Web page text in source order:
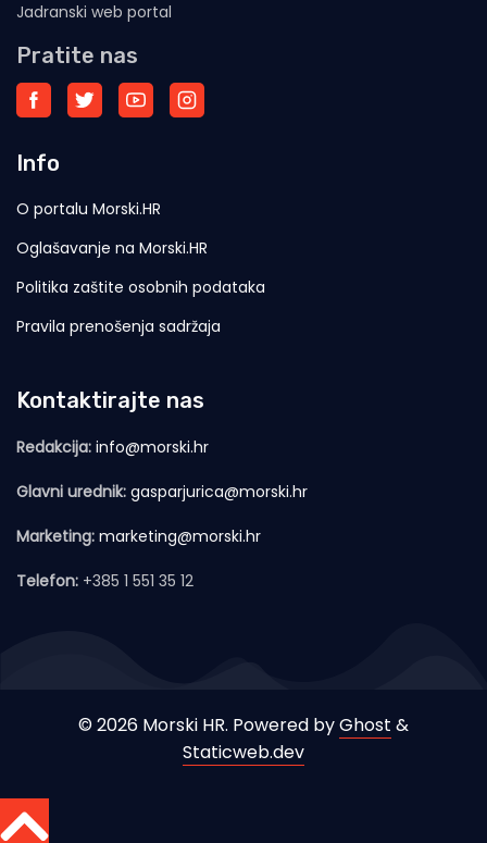
Jadranski web portal
Pratite nas
Info
O portalu Morski.HR
Oglašavanje na Morski.HR
Politika zaštite osobnih podataka
Pravila prenošenja sadržaja
Kontaktirajte nas
Redakcija: info@morski.hr
Glavni urednik: gasparjurica@morski.hr
Marketing: marketing@morski.hr
Telefon: +385 1 551 35 12
© 2026 Morski HR. Powered byGhost &
Staticweb.dev